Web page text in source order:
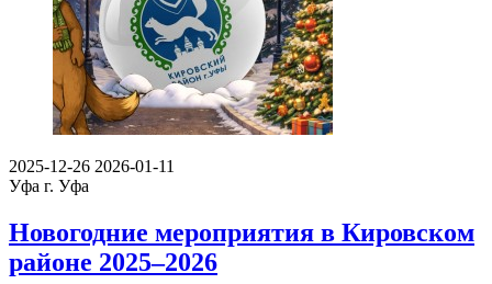
2025-12-26 2026-01-11
Уфа г. Уфа
Новогодние мероприятия в Кировском
районе 2025–2026